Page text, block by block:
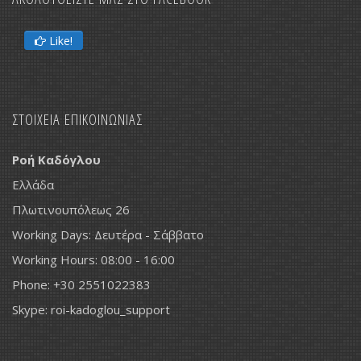
Like!
ΣΤΟΙΧΕΙΑ ΕΠΙΚΟΙΝΩΝΙΑΣ
Ροή Καδόγλου
Ελλάδα
Πλωτινουπόλεως 26
Working Days: Δευτέρα - Σάββατο
Working Hours: 08:00 - 16:00
Phone: +30 2551022383
Skype: roi-kadoglou_support